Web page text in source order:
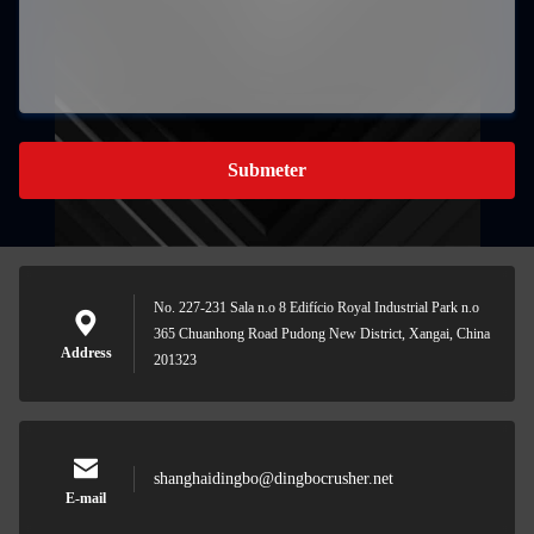
Submeter
Address
No. 227-231 Sala n.o 8 Edifício Royal Industrial Park n.o
365 Chuanhong Road Pudong New District, Xangai, China
201323
E-mail
shanghaidingbo@dingbocrusher.net